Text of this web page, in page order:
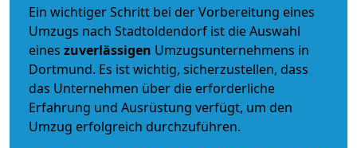
Ein wichtiger Schritt bei der Vorbereitung eines
Umzugs nach Stadtoldendorf ist die Auswahl
eines zuverlässigen Umzugsunternehmens in
Dortmund. Es ist wichtig, sicherzustellen, dass
das Unternehmen über die erforderliche
Erfahrung und Ausrüstung verfügt, um den
Umzug erfolgreich durchzuführen.